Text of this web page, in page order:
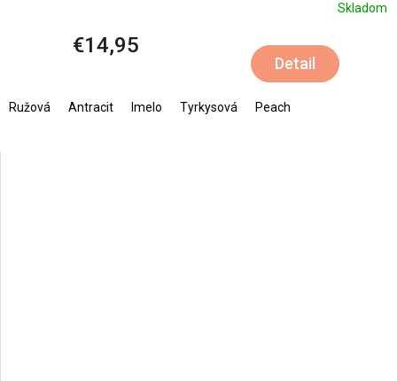
Skladom
€14,95
Detail
Ružová Antracit Imelo Tyrkysová Peach